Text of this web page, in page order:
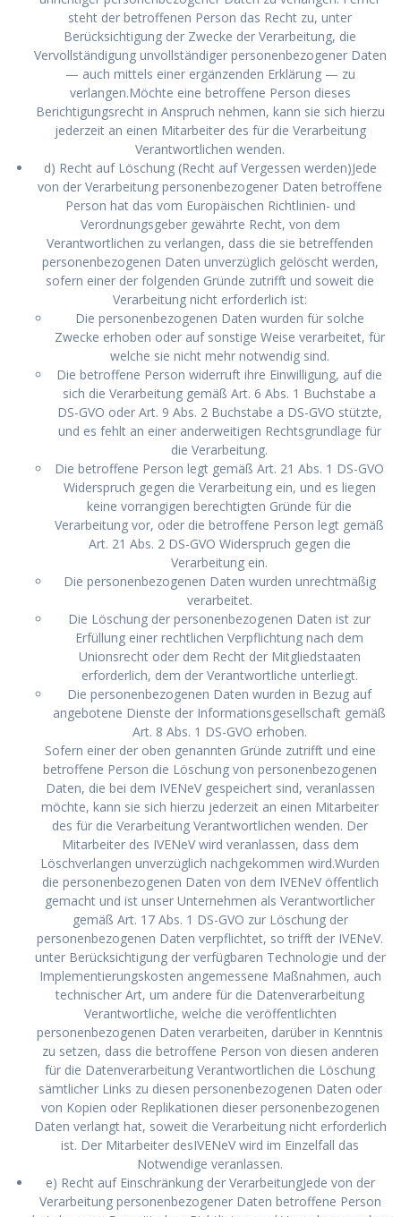
steht der betroffenen Person das Recht zu, unter
Berücksichtigung der Zwecke der Verarbeitung, die
Vervollständigung unvollständiger personenbezogener Daten
— auch mittels einer ergänzenden Erklärung — zu
verlangen.Möchte eine betroffene Person dieses
Berichtigungsrecht in Anspruch nehmen, kann sie sich hierzu
jederzeit an einen Mitarbeiter des für die Verarbeitung
Verantwortlichen wenden.
d) Recht auf Löschung (Recht auf Vergessen werden)Jede
von der Verarbeitung personenbezogener Daten betroffene
Person hat das vom Europäischen Richtlinien- und
Verordnungsgeber gewährte Recht, von dem
Verantwortlichen zu verlangen, dass die sie betreffenden
personenbezogenen Daten unverzüglich gelöscht werden,
sofern einer der folgenden Gründe zutrifft und soweit die
Verarbeitung nicht erforderlich ist:
Die personenbezogenen Daten wurden für solche
Zwecke erhoben oder auf sonstige Weise verarbeitet, für
welche sie nicht mehr notwendig sind.
Die betroffene Person widerruft ihre Einwilligung, auf die
sich die Verarbeitung gemäß Art. 6 Abs. 1 Buchstabe a
DS-GVO oder Art. 9 Abs. 2 Buchstabe a DS-GVO stützte,
und es fehlt an einer anderweitigen Rechtsgrundlage für
die Verarbeitung.
Die betroffene Person legt gemäß Art. 21 Abs. 1 DS-GVO
Widerspruch gegen die Verarbeitung ein, und es liegen
keine vorrangigen berechtigten Gründe für die
Verarbeitung vor, oder die betroffene Person legt gemäß
Art. 21 Abs. 2 DS-GVO Widerspruch gegen die
Verarbeitung ein.
Die personenbezogenen Daten wurden unrechtmäßig
verarbeitet.
Die Löschung der personenbezogenen Daten ist zur
Erfüllung einer rechtlichen Verpflichtung nach dem
Unionsrecht oder dem Recht der Mitgliedstaaten
erforderlich, dem der Verantwortliche unterliegt.
Die personenbezogenen Daten wurden in Bezug auf
angebotene Dienste der Informationsgesellschaft gemäß
Art. 8 Abs. 1 DS-GVO erhoben.
Sofern einer der oben genannten Gründe zutrifft und eine
betroffene Person die Löschung von personenbezogenen
Daten, die bei dem IVENeV gespeichert sind, veranlassen
möchte, kann sie sich hierzu jederzeit an einen Mitarbeiter
des für die Verarbeitung Verantwortlichen wenden. Der
Mitarbeiter des IVENeV wird veranlassen, dass dem
Löschverlangen unverzüglich nachgekommen wird.Wurden
die personenbezogenen Daten von dem IVENeV öffentlich
gemacht und ist unser Unternehmen als Verantwortlicher
gemäß Art. 17 Abs. 1 DS-GVO zur Löschung der
personenbezogenen Daten verpflichtet, so trifft der IVENeV.
unter Berücksichtigung der verfügbaren Technologie und der
Implementierungskosten angemessene Maßnahmen, auch
technischer Art, um andere für die Datenverarbeitung
Verantwortliche, welche die veröffentlichten
personenbezogenen Daten verarbeiten, darüber in Kenntnis
zu setzen, dass die betroffene Person von diesen anderen
für die Datenverarbeitung Verantwortlichen die Löschung
sämtlicher Links zu diesen personenbezogenen Daten oder
von Kopien oder Replikationen dieser personenbezogenen
Daten verlangt hat, soweit die Verarbeitung nicht erforderlich
ist. Der Mitarbeiter desIVENeV wird im Einzelfall das
Notwendige veranlassen.
e) Recht auf Einschränkung der VerarbeitungJede von der
Verarbeitung personenbezogener Daten betroffene Person